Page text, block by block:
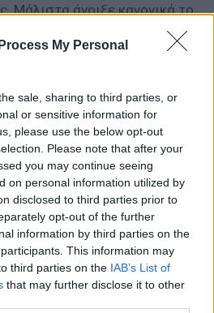
My Personal
sale, sharing to third parties, or
or sensitive information for
please use the below opt-out
Please note that after your
you may continue seeing
on personal information utilized by
disclosed to third parties prior to
opt-out of the further
information by third parties on the
This information may
third parties on the IAB’s List of
that may further disclose it to other
Μάλιστα άνοιξε κανονικά το
Πέμπτης, λίγες ώρες μετά
και παρίστανε τον
οι αστυνομικοί.
ΔΙΑΦΗΜΙΣΗ